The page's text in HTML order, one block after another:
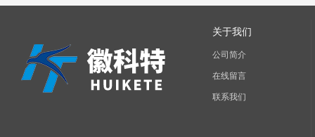
关于我们
公司简介
在线留言
联系我们